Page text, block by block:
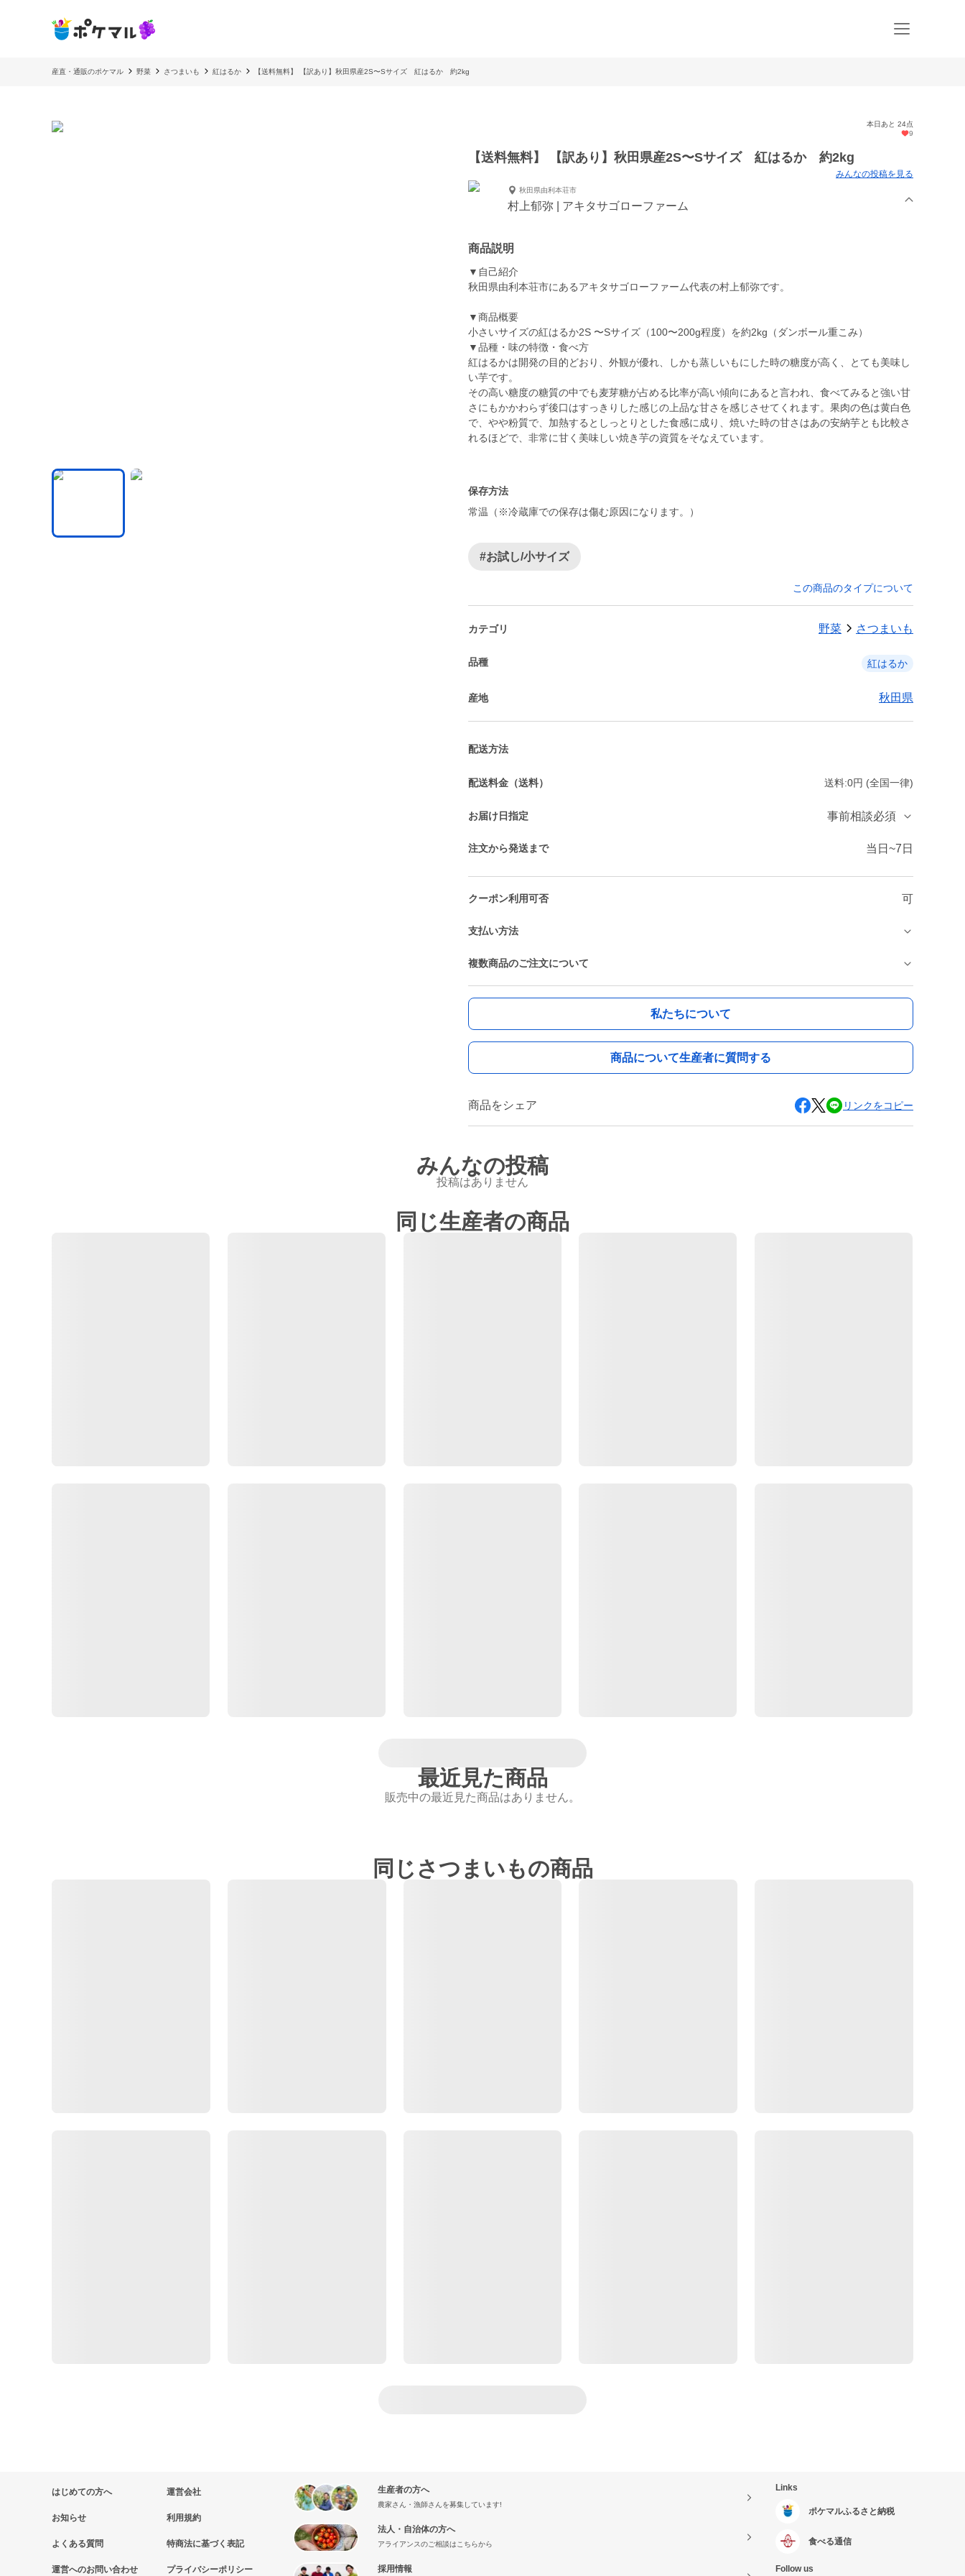
産直・通販のポケマル 野菜 さつまいも 紅はるか 【送料無料】 【訳あり】秋田県産2S〜Sサイズ 紅はるか 約2kg
本日あと 24点
9
【送料無料】 【訳あり】秋田県産2S〜Sサイズ 紅はるか 約2kg
みんなの投稿を見る
秋田県由利本荘市
村上郁弥 | アキタサゴローファーム
商品説明
▼自己紹介
秋田県由利本荘市にあるアキタサゴローファーム代表の村上郁弥です。
▼商品概要
小さいサイズの紅はるか2S 〜Sサイズ（100〜200g程度）を約2kg（ダンボール重こみ）
▼品種・味の特徴・食べ方
紅はるかは開発の目的どおり、外観が優れ、しかも蒸しいもにした時の糖度が高く、とても美味し
い芋です。
その高い糖度の糖質の中でも麦芽糖が占める比率が高い傾向にあると言われ、食べてみると強い甘
さにもかかわらず後口はすっきりした感じの上品な甘さを感じさせてくれます。果肉の色は黄白色
で、やや粉質で、加熱するとしっとりとした食感に成り、焼いた時の甘さはあの安納芋とも比較さ
れるほどで、非常に甘く美味しい焼き芋の資質をそなえています。
保存方法
常温（※冷蔵庫での保存は傷む原因になります。）
#お試し/小サイズ
この商品のタイプについて
カテゴリ 野菜 さつまいも
品種 紅はるか
産地 秋田県
配送方法
配送料金（送料） 送料:0円 (全国一律)
お届け日指定 事前相談必須
注文から発送まで 当日~7日
クーポン利用可否 可
支払い方法
複数商品のご注文について
私たちについて
商品について生産者に質問する
商品をシェア リンクをコピー
みんなの投稿
投稿はありません
同じ生産者の商品
最近見た商品
販売中の最近見た商品はありません。
同じさつまいもの商品
はじめての方へ
お知らせ
よくある質問
運営へのお問い合わせ
運営会社
利用規約
特商法に基づく表記
プライバシーポリシー
生産者の方へ
農家さん・漁師さんを募集しています!
法人・自治体の方へ
アライアンスのご相談はこちらから
採用情報
Links
ポケマルふるさと納税
食べる通信
Follow us